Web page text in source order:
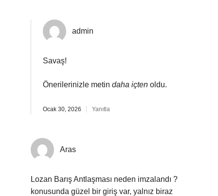
admin
Savaş!
Önerilerinizle metin daha içten oldu.
Ocak 30, 2026 Yanıtla
Aras
Lozan Barış Antlaşması neden imzalandı ?
konusunda güzel bir giriş var, yalnız biraz